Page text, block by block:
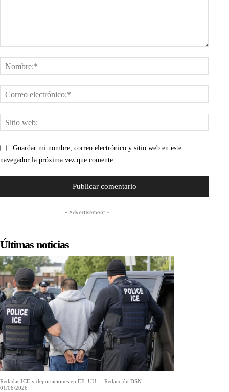
web:
Guardar mi nombre, correo electrónico y sitio web en este
navegador la próxima vez que comente.
- Advertisement -
Últimas noticias
Redadas ICE y deportaciones en EE. UU. Redacción DSN -
01/08/2026